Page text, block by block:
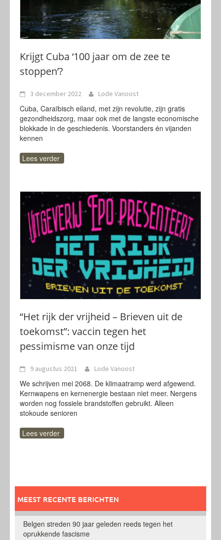
Krijgt Cuba ‘100 jaar om de zee te
stoppen’?
3 december 2022 Lode Vanoost
Cuba, Caraïbisch eiland, met zijn revolutie, zijn gratis
gezondheidszorg, maar ook met de langste economische
blokkade in de geschiedenis. Voorstanders én vijanden
kennen
Lees verder
“Het rijk der vrijheid – Brieven uit de
toekomst”: vaccin tegen het
pessimisme van onze tijd
9 augustus 2021 Lode Vanoost
We schrijven mei 2068. De klimaatramp werd afgewend.
Kernwapens en kernenergie bestaan niet meer. Nergens
worden nog fossiele brandstoffen gebruikt. Alleen
stokoude senioren
Lees verder
MEEST RECENTE BERICHTEN
Belgen streden 90 jaar geleden reeds tegen het
oprukkende fascisme